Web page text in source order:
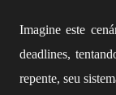
Imagine este
deadlines,
repente, seu